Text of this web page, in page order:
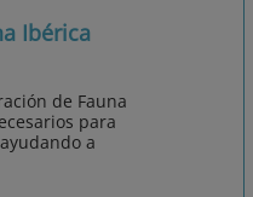
Ibérica
de Fauna
para
a